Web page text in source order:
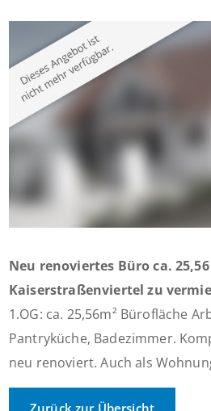
Neu renoviertes Büro ca.
Kaiserstraßenviertel zu
1.OG: ca. 25,56m² Bürofläche
Pantryküche, Badezimmer.
neu renoviert. Auch als
Zurück zur Übersicht